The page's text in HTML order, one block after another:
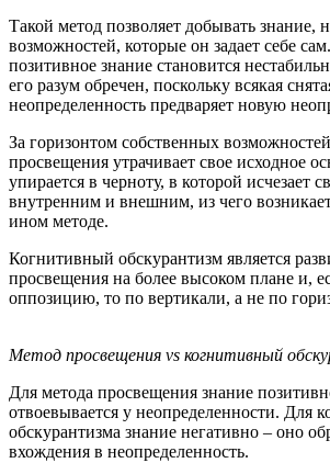
Такой метод позволяет добывать знание,
возможностей, которые он задает себе
позитивное знание становится
его разум обречен, поскольку всякая
неопределенность предваряет новую
За горизонтом собственных
просвещения утрачивает свое исходное
упирается в черноту, в которой исчезает
внутренним и внешним, из чего
ином методе.
Когнитивный обскурантизм является
просвещения на более высоком плане и,
оппозицию, то по вертикали, а не по
Метод просвещения vs когнитивный
Для метода просвещения знание
отвоевывается у неопределенности. Для
обскурантизма знание негативно – оно
вхождения в неопределенность.